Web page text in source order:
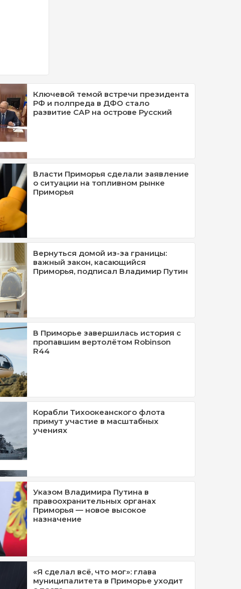
Ключевой темой встречи президента
РФ и полпреда в ДФО стало
развитие САР на острове Русский
Власти Приморья сделали заявление
о ситуации на топливном рынке
Приморья
Вернуться домой из-за границы:
важный закон, касающийся
Приморья, подписал Владимир Путин
В Приморье завершилась история с
пропавшим вертолётом Robinson
R44
Корабли Тихоокеанского флота
примут участие в масштабных
учениях
Указом Владимира Путина в
правоохранительных органах
Приморья — новое высокое
назначение
«Я сделал всё, что мог»: глава
муниципалитета в Приморье уходит